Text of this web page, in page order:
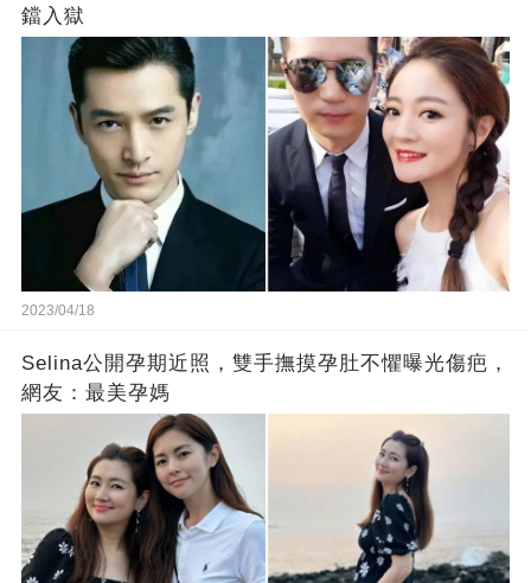
鐺入獄
2023/04/18
Selina公開孕期近照，雙手撫摸孕肚不懼曝光傷疤，
網友：最美孕媽